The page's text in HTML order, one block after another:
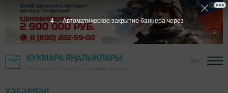
КУКМАРА ЯҢАЛЫКЛАРЫ
3 Автоматическое закрытие баннера через